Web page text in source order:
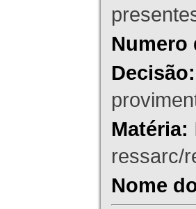
Numero
Decisão:
Matéria:
ressarc/
Nome